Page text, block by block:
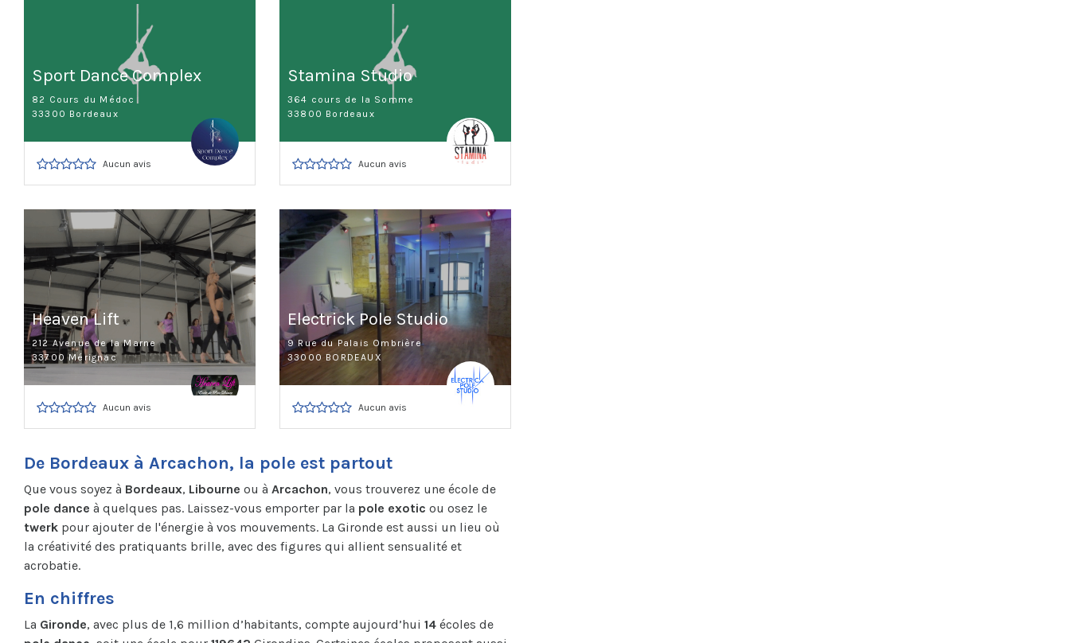
Sport Dance Complex
82 Cours du Médoc
33300 Bordeaux
Aucun avis
Stamina Studio
364 cours de la Somme
33800 Bordeaux
Aucun avis
Heaven Lift
212 Avenue de la Marne
33700 Mérignac
Aucun avis
Electrick Pole Studio
9 Rue du Palais Ombrière
33000 BORDEAUX
Aucun avis
De Bordeaux à Arcachon, la pole est partout
Que vous soyez à Bordeaux, Libourne ou à Arcachon, vous trouverez une école de
pole dance à quelques pas. Laissez-vous emporter par la pole exotic ou osez le
twerk pour ajouter de l'énergie à vos mouvements. La Gironde est aussi un lieu où
la créativité des pratiquants brille, avec des figures qui allient sensualité et
acrobatie.
En chiffres
La Gironde, avec plus de 1,6 million d’habitants, compte aujourd’hui 14 écoles de